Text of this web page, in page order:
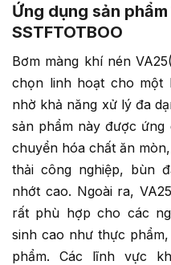
Ứng dụng sản
SSTFTOTBOO
Bơm màng khí nén
chọn linh hoạt cho một
nhờ khả năng xử lý đa
sản phẩm này được
chuyển hóa chất ăn
thải công nghiệp, bùn
nhớt cao. Ngoài ra,
rất phù hợp cho các
sinh cao như thực
phẩm. Các lĩnh vực